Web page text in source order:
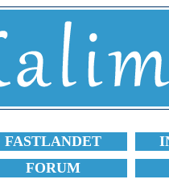
FASTLANDET
FORUM